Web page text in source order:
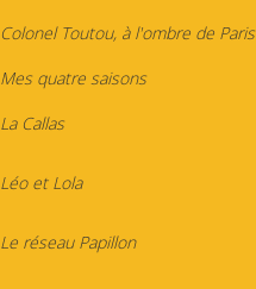
Colonel Toutou, à l'ombre de Paris
Mes quatre saisons
La Callas
Léo et Lola
Le réseau Papillon